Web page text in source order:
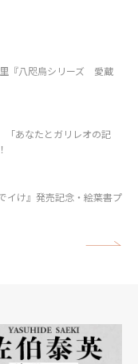
『八咫烏シリーズ 愛蔵
「あなたとガリレオの記
イけ』発売記念・絵葉書プ